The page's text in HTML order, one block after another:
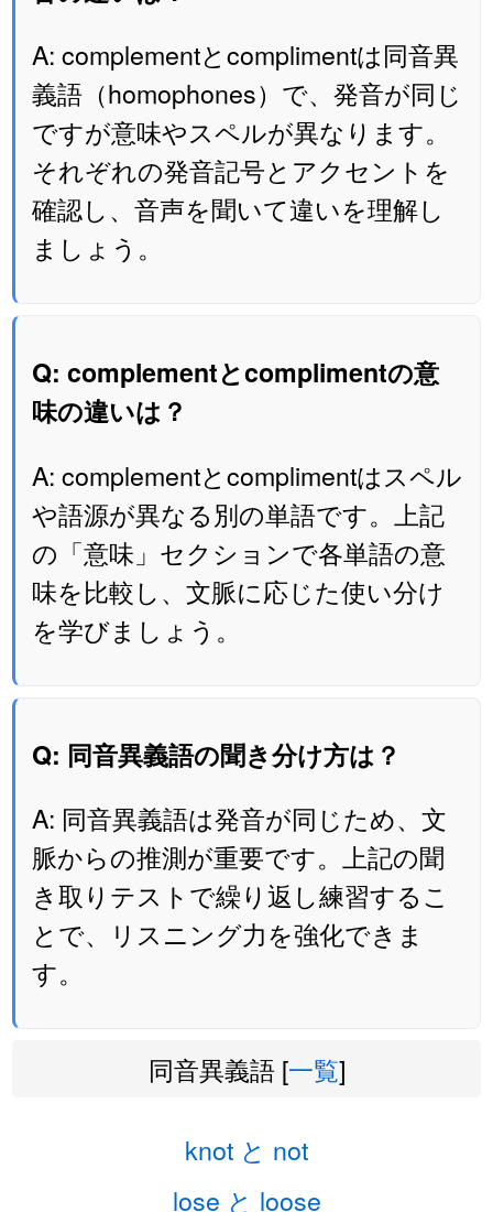
A: complementとcomplimentは同音異
義語（homophones）で、発音が同じ
ですが意味やスペルが異なります。
それぞれの発音記号とアクセントを
確認し、音声を聞いて違いを理解し
ましょう。
Q: complementとcomplimentの意
味の違いは？
A: complementとcomplimentはスペル
や語源が異なる別の単語です。上記
の「意味」セクションで各単語の意
味を比較し、文脈に応じた使い分け
を学びましょう。
Q: 同音異義語の聞き分け方は？
A: 同音異義語は発音が同じため、文
脈からの推測が重要です。上記の聞
き取りテストで繰り返し練習するこ
とで、リスニング力を強化できま
す。
同音異義語 [一覧]
knot と not
lose と loose